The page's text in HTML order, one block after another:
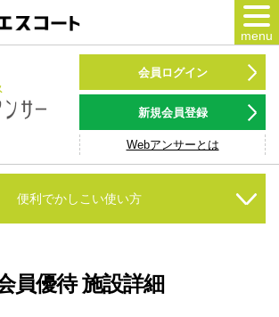
menu
カードをつかう
NSポイント
キャンペーン
サービス
会員ログイン
新規会員登録
Webアンサーとは
便利でかしこい使い方
員優待 施設詳細